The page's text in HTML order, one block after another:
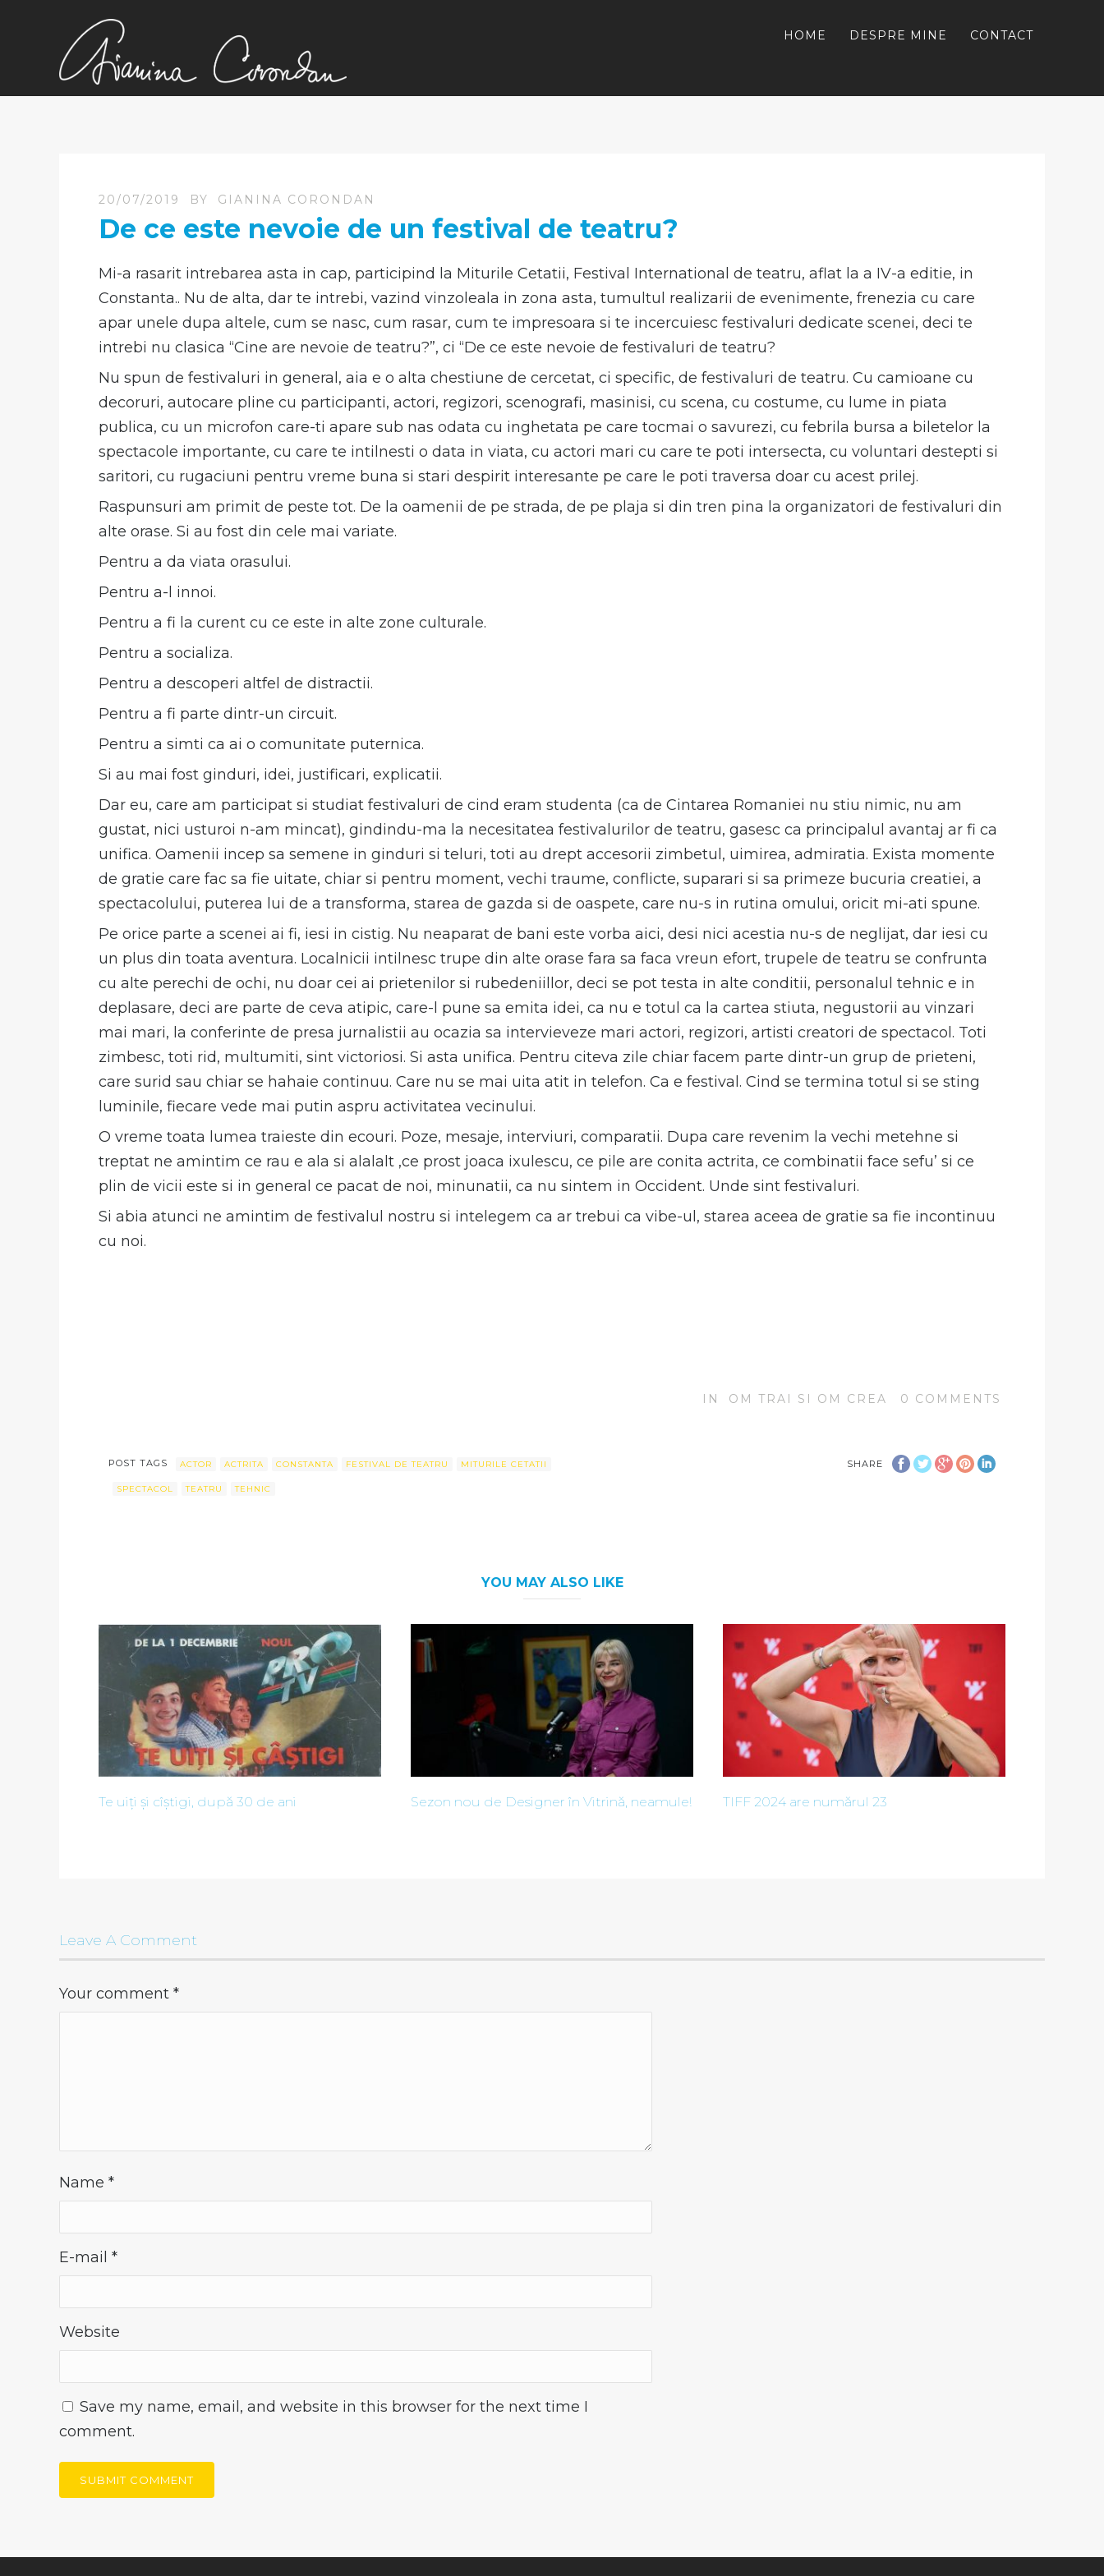
HOME DESPRE MINE CONTACT
20/07/2019 BY GIANINA CORONDAN
De ce este nevoie de un festival de teatru?
Mi-a rasarit intrebarea asta in cap, participind la Miturile Cetatii, Festival International de teatru, aflat la a IV-a editie, in
Constanta.. Nu de alta, dar te intrebi, vazind vinzoleala in zona asta, tumultul realizarii de evenimente, frenezia cu care
apar unele dupa altele, cum se nasc, cum rasar, cum te impresoara si te incercuiesc festivaluri dedicate scenei, deci te
intrebi nu clasica “Cine are nevoie de teatru?”, ci “De ce este nevoie de festivaluri de teatru?
Nu spun de festivaluri in general, aia e o alta chestiune de cercetat, ci specific, de festivaluri de teatru. Cu camioane cu
decoruri, autocare pline cu participanti, actori, regizori, scenografi, masinisi, cu scena, cu costume, cu lume in piata
publica, cu un microfon care-ti apare sub nas odata cu inghetata pe care tocmai o savurezi, cu febrila bursa a biletelor la
spectacole importante, cu care te intilnesti o data in viata, cu actori mari cu care te poti intersecta, cu voluntari destepti si
saritori, cu rugaciuni pentru vreme buna si stari despirit interesante pe care le poti traversa doar cu acest prilej.
Raspunsuri am primit de peste tot. De la oamenii de pe strada, de pe plaja si din tren pina la organizatori de festivaluri din
alte orase. Si au fost din cele mai variate.
Pentru a da viata orasului.
Pentru a-l innoi.
Pentru a fi la curent cu ce este in alte zone culturale.
Pentru a socializa.
Pentru a descoperi altfel de distractii.
Pentru a fi parte dintr-un circuit.
Pentru a simti ca ai o comunitate puternica.
Si au mai fost ginduri, idei, justificari, explicatii.
Dar eu, care am participat si studiat festivaluri de cind eram studenta (ca de Cintarea Romaniei nu stiu nimic, nu am
gustat, nici usturoi n-am mincat), gindindu-ma la necesitatea festivalurilor de teatru, gasesc ca principalul avantaj ar fi ca
unifica. Oamenii incep sa semene in ginduri si teluri, toti au drept accesorii zimbetul, uimirea, admiratia. Exista momente
de gratie care fac sa fie uitate, chiar si pentru moment, vechi traume, conflicte, suparari si sa primeze bucuria creatiei, a
spectacolului, puterea lui de a transforma, starea de gazda si de oaspete, care nu-s in rutina omului, oricit mi-ati spune.
Pe orice parte a scenei ai fi, iesi in cistig. Nu neaparat de bani este vorba aici, desi nici acestia nu-s de neglijat, dar iesi cu
un plus din toata aventura. Localnicii intilnesc trupe din alte orase fara sa faca vreun efort, trupele de teatru se confrunta
cu alte perechi de ochi, nu doar cei ai prietenilor si rubedeniillor, deci se pot testa in alte conditii, personalul tehnic e in
deplasare, deci are parte de ceva atipic, care-l pune sa emita idei, ca nu e totul ca la cartea stiuta, negustorii au vinzari
mai mari, la conferinte de presa jurnalistii au ocazia sa intervieveze mari actori, regizori, artisti creatori de spectacol. Toti
zimbesc, toti rid, multumiti, sint victoriosi. Si asta unifica. Pentru citeva zile chiar facem parte dintr-un grup de prieteni,
care surid sau chiar se hahaie continuu. Care nu se mai uita atit in telefon. Ca e festival. Cind se termina totul si se sting
luminile, fiecare vede mai putin aspru activitatea vecinului.
O vreme toata lumea traieste din ecouri. Poze, mesaje, interviuri, comparatii. Dupa care revenim la vechi metehne si
treptat ne amintim ce rau e ala si alalalt ,ce prost joaca ixulescu, ce pile are conita actrita, ce combinatii face sefu’ si ce
plin de vicii este si in general ce pacat de noi, minunatii, ca nu sintem in Occident. Unde sint festivaluri.
Si abia atunci ne amintim de festivalul nostru si intelegem ca ar trebui ca vibe-ul, starea aceea de gratie sa fie incontinuu
cu noi.
IN OM TRAI SI OM CREA 0 COMMENTS
SHARE
POST TAGS ACTOR ACTRITA CONSTANTA FESTIVAL DE TEATRU MITURILE CETATII
SPECTACOL TEATRU TEHNIC
YOU MAY ALSO LIKE
Te uiți și cîștigi, după 30 de ani Sezon nou de Designer în Vitrină, neamule! TIFF 2024 are numărul 23
Leave A Comment
Your comment *
Name *
E-mail *
Website
Save my name, email, and website in this browser for the next time I
comment.